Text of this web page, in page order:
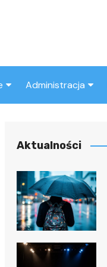
Administracja
Urząd miasta
Aktualności